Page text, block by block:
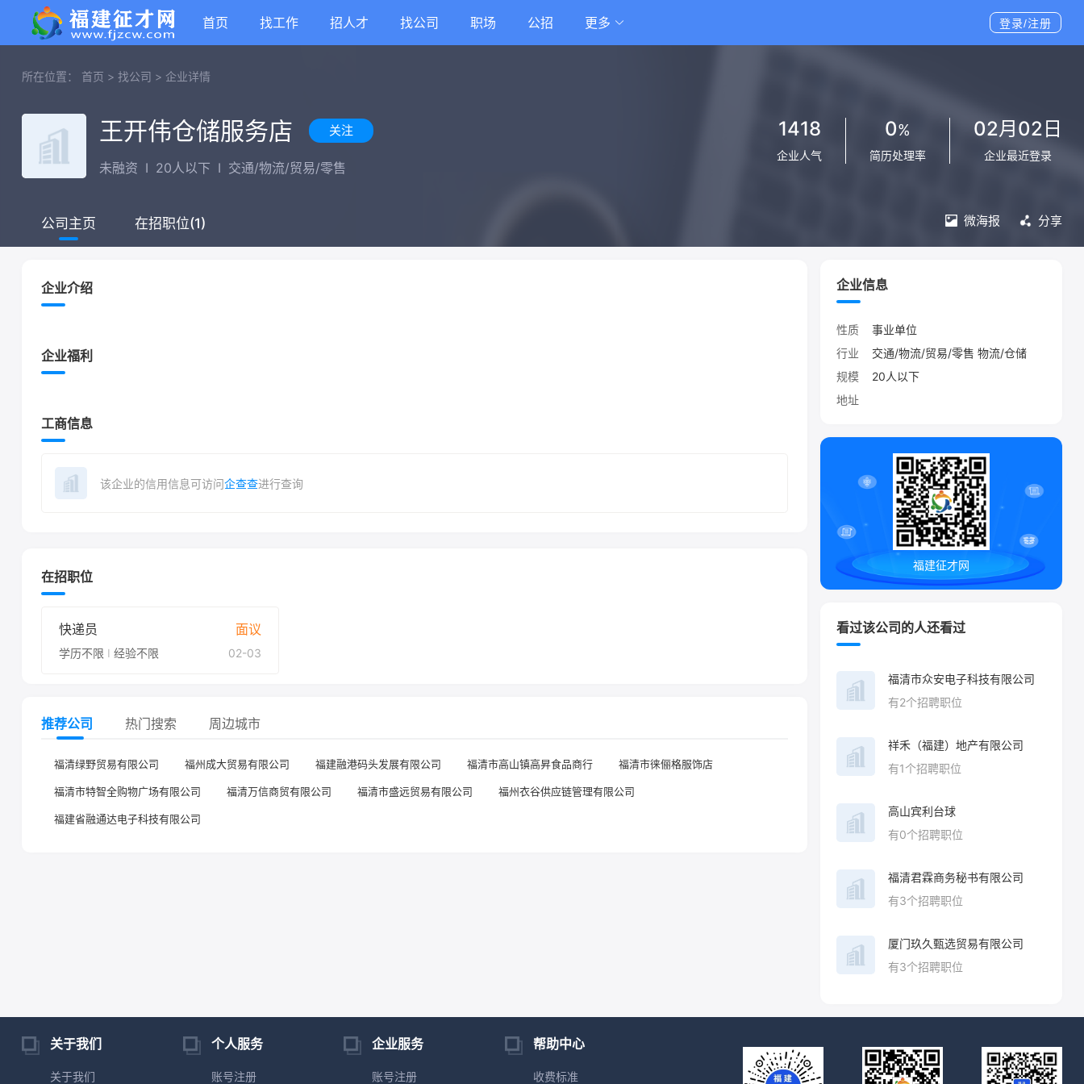
首页 找工作 招人才 找公司 职场 公招 更多 登录/注册
所在位置： 首页 > 找公司 > 企业详情
王开伟仓储服务店 关注
未融资 I 20人以下 I 交通/物流/贸易/零售
1418
企业人气
0%
简历处理率
02月02日
企业最近登录
公司主页 在招职位(1) 微海报 分享
企业介绍
企业福利
工商信息
该企业的信用信息可访问企查查进行查询
在招职位
快递员 面议
学历不限 I 经验不限 02-03
推荐公司 热门搜索 周边城市
福清绿野贸易有限公司 福州成大贸易有限公司 福建融港码头发展有限公司 福清市高山镇高昇食品商行 福清市徕俪格服饰店
福清市特智全购物广场有限公司 福清万信商贸有限公司 福清市盛远贸易有限公司 福州衣谷供应链管理有限公司
福建省融通达电子科技有限公司
企业信息
性质
事业单位
行业
交通/物流/贸易/零售 物流/仓储
规模
20人以下
地址
福建征才网
看过该公司的人还看过
福清市众安电子科技有限公司
有2个招聘职位
祥禾（福建）地产有限公司
有1个招聘职位
高山宾利台球
有0个招聘职位
福清君霖商务秘书有限公司
有3个招聘职位
厦门玖久甄选贸易有限公司
有3个招聘职位
关于我们
关于我们
个人服务
账号注册
企业服务
账号注册
帮助中心
收费标准